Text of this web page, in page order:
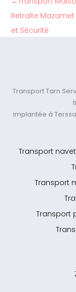
Retraite Mazamet
et Sécurité
Transport Tarn
implantée à
Transport
Transport
Transport